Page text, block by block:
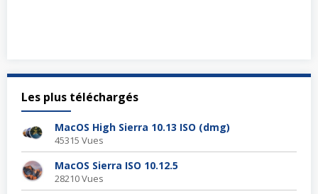
Les plus téléchargés
MacOS High Sierra 10.13 ISO (dmg)
45315 Vues
MacOS Sierra ISO 10.12.5
28210 Vues